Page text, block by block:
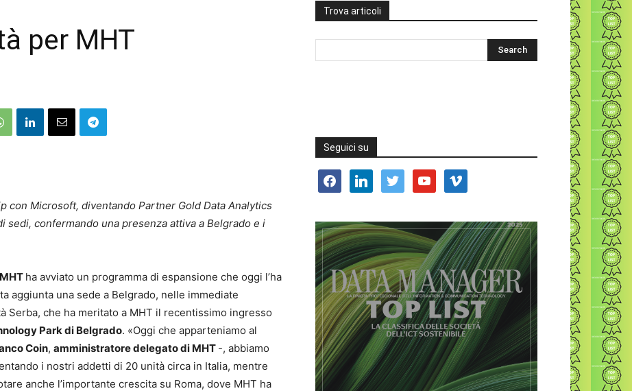
per MHT
con Microsoft, diventando Partner Gold Data Analytics
confermando una presenza attiva a Belgrado e i
MHT ha avviato un programma di espansione che oggi l’ha
aggiunta una sede a Belgrado, nelle immediate
Serba, che ha meritato a MHT il recentissimo ingresso
Park di Belgrado. «Oggi che apparteniamo al
Coin, amministratore delegato di MHT -, abbiamo
i nostri addetti di 20 unità circa in Italia, mentre
anche l’importante crescita su Roma, dove MHT ha
Trova articoli
Seguici su
facebooklinkedin twitter youtube vimeo